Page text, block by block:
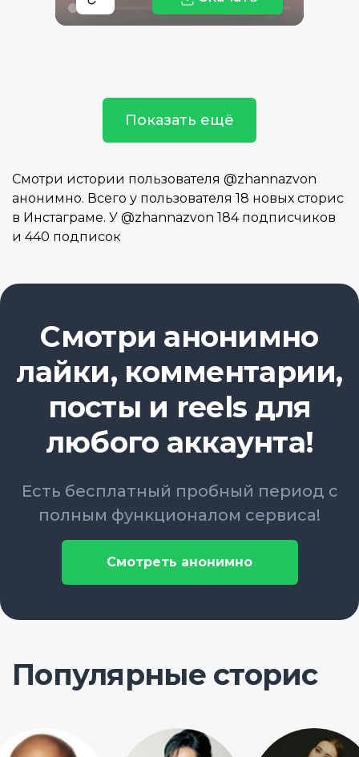
Показать ещё
Смотри истории пользователя @zhannazvon
анонимно. Всего у пользователя 18 новых сторис
в Инстаграме. У @zhannazvon 184 подписчиков
и 440 подписок
Смотри анонимно
лайки, комментарии,
посты и reels для
любого аккаунта!
Есть бесплатный пробный период с
полным функционалом сервиса!
Смотреть анонимно
Популярные сторис